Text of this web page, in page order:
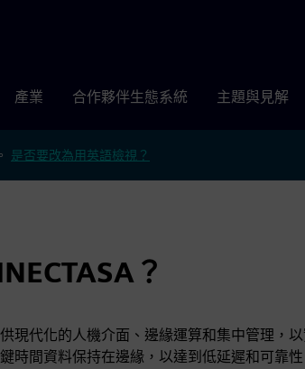
產業 合作夥伴生態系統 主題與見解
是否要改為用英語檢視？
？
現代化的人機介面、邊緣運算和集中管理，
時間資料保持在邊緣，以達到低延遲和可靠性